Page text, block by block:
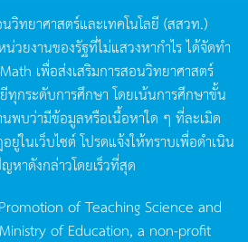
วิทยาศาสตร์และเทคโนโลยี (สสวท.)
น่วยงานของรัฐที่ไม่แสวงหากำไรได้จัดทำ
เพื่อส่งเสริมการสอนวิทยาศาสตร์
ทุกระดับการศึกษา โดยเน้นการศึกษาขั้น
พบว่ามีข้อมูลหรือเนื้อหาใด ๆ ที่ละเมิด
ในเว็บไซต์โปรดแจ้งให้ทราบเพื่อดำเนิน
หาดังกล่าวโดยเร็วที่สุด
of Teaching Science and
of Education, a non-profit